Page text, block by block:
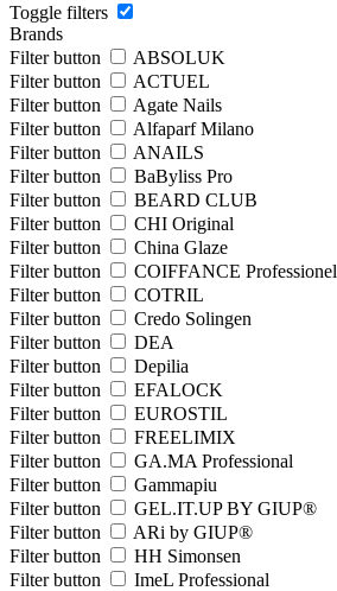
Toggle filters
Brands
Filter button
ABSOLUK
Filter button
ACTUEL
Filter button
Agate Nails
Filter button
Alfaparf Milano
Filter button
ANAILS
Filter button
BaByliss Pro
Filter button
BEARD CLUB
Filter button
CHI Original
Filter button
China Glaze
Filter button
COIFFANCE Professionel
Filter button
COTRIL
Filter button
Credo Solingen
Filter button
DEA
Filter button
Depilia
Filter button
EFALOCK
Filter button
EUROSTIL
Filter button
FREELIMIX
Filter button
GA.MA Professional
Filter button
Gammapiu
Filter button
GEL.IT.UP BY GIUP®
Filter button
ARi by GIUP®
Filter button
HH Simonsen
Filter button
ImeL Professional